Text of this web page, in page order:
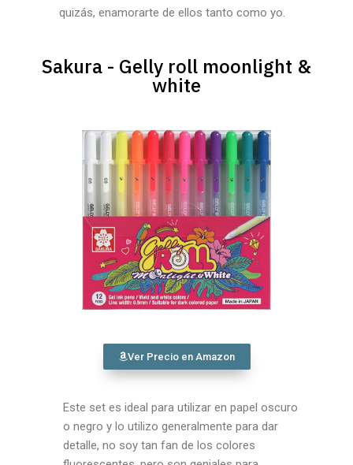
quizás, enamorarte de ellos tanto como yo.
Sakura - Gelly roll moonlight &
white
Ver Precio en Amazon
Este set es ideal para utilizar en papel oscuro
o negro y lo utilizo generalmente para dar
detalle, no soy tan fan de los colores